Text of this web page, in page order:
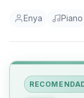
Enya Piano